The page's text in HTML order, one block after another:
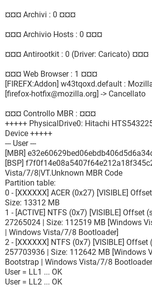
¤¤¤ Archivi : 0 ¤¤¤
¤¤¤ Archivio Hosts : 0 ¤¤¤
¤¤¤ Antirootkit : 0 (Driver: Caricato) ¤¤¤
¤¤¤ Web Browser : 1 ¤¤¤
[FIREFX:Addon] w43tqoxd.default :
[firefox-hotfix@mozilla.org] -> Cancellato
¤¤¤ Controllo MBR : ¤¤¤
+++++ PhysicalDrive0: Hitachi
Device +++++
--- User ---
[MBR]
[BSP]
Vista/7/8|VT.Unknown MBR Code
Partition table:
0 - [XXXXXX] ACER (0x27) [VISIBLE]
Size: 13312 MB
1 - [ACTIVE] NTFS (0x7) [VISIBLE] Offset
27265024 | Size: 112519 MB [Windows
| Windows Vista/7/8 Bootloader]
2 - [XXXXXX] NTFS (0x7) [VISIBLE] Offset
257703936 | Size: 112642 MB [Windows
Bootstrap | Windows Vista/7/8
User = LL1 ... OK
User = LL2 ... OK